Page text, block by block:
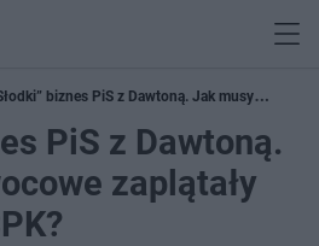
biznes PiS z Dawtoną. Jak musy
PiS z Dawtoną.
zaplątały